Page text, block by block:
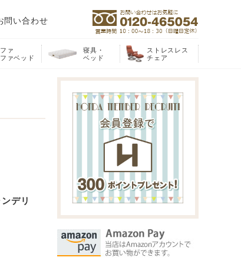
問い合わせ
ァ
ァベッド
寝具・
ベッド
ストレスレス
チェア
デリ